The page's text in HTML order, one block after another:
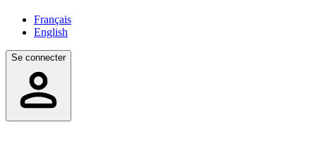
Français
English
Se connecter